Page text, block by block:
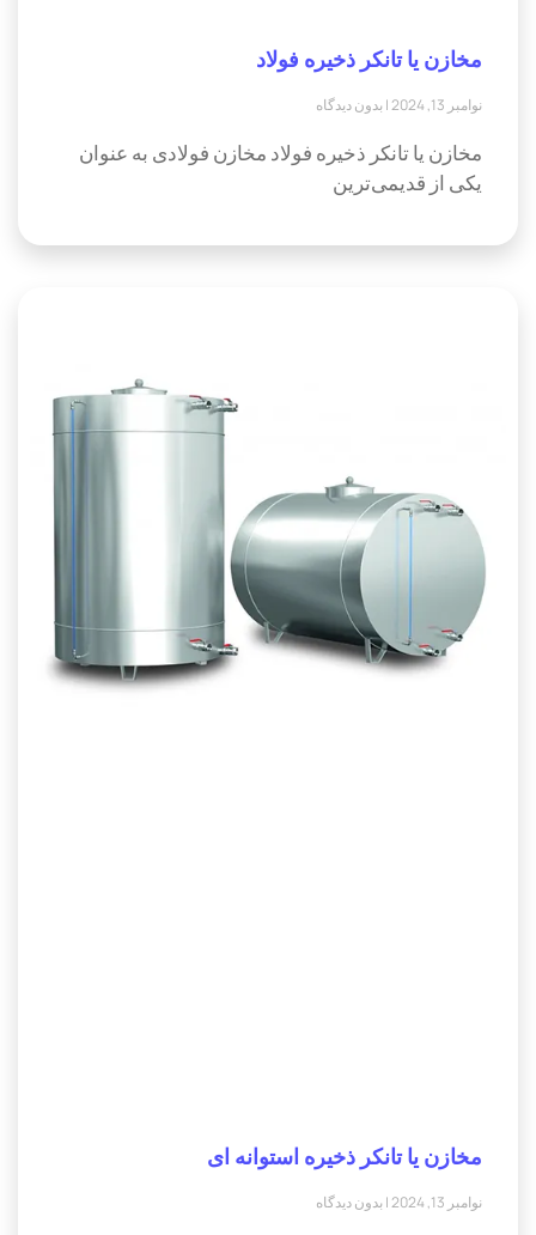
مخازن یا تانکر ذخیره فولاد
نوامبر 13, 2024 بدون دیدگاه
مخازن یا تانکر ذخیره فولاد مخازن فولادی به عنوان
یکی از قدیمی‌ترین
مخازن یا تانکر ذخیره استوانه ای
نوامبر 13, 2024 بدون دیدگاه